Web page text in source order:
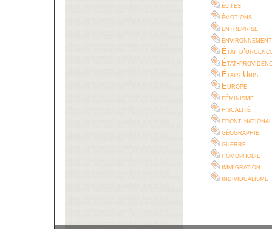
élites
émotions
entreprise
environnement
État
État-
États-Unis
Europe
féminisme
fiscalité
front national
géographie
guerre
homophobie
immigration
individualisme